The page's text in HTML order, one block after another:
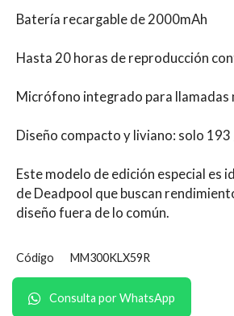
Batería recargable de 2000mAh
Hasta 20 horas de reproducción
Micrófono integrado para llamadas
Diseño compacto y liviano: solo 193
Este modelo de edición especial es
de Deadpool que buscan
diseño fuera de lo común.
Código MM300KLX59R
Consulta por WhatsApp